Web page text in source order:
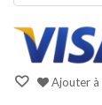
Ajouter à